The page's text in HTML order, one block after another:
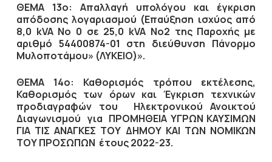
ΘΕΜΑ 13ο: Απαλλαγή υπολόγου και έγκριση
απόδοσης λογαριασμού (Επαύξηση ισχύος από
8,0 kVA Νο 0 σε 25,0 kVA Νο2 της Παροχής με
αριθμό 54400874-01 στη διεύθυνση Πάνορμο
Μυλοποτάμου» (ΛΥΚΕΙΟ)».
ΘΕΜΑ 14ο: Καθορισμός τρόπου εκτέλεσης,
Καθορισμός των όρων και Έγκριση τεχνικών
προδιαγραφών του Ηλεκτρονικού Ανοικτού
Διαγωνισμού για ΠΡΟΜΗΘΕΙΑ ΥΓΡΩΝ ΚΑΥΣΙΜΩΝ
ΓΙΑ ΤΙΣ ΑΝΑΓΚΕΣ ΤΟΥ ΔΗΜΟΥ ΚΑΙ ΤΩΝ ΝΟΜΙΚΩΝ
ΤΟΥ ΠΡΟΣΩΠΩΝ έτους 2022-23.